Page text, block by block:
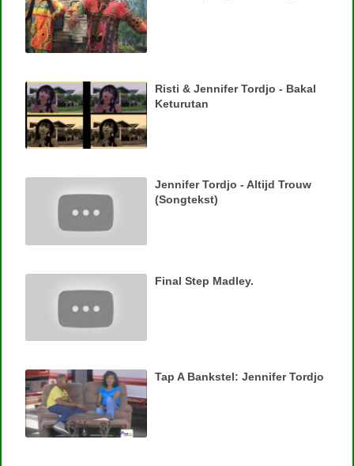
Risti & Jennifer Tordjo - Bakal
Keturutan
Jennifer Tordjo - Altijd Trouw
(Songtekst)
Final Step Madley.
Tap A Bankstel: Jennifer Tordjo